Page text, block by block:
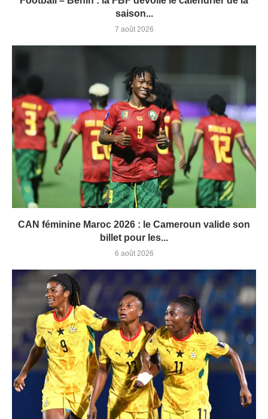
saison...
7 août 2026
CAN féminine Maroc 2026 : le Cameroun valide son
billet pour les...
6 août 2026